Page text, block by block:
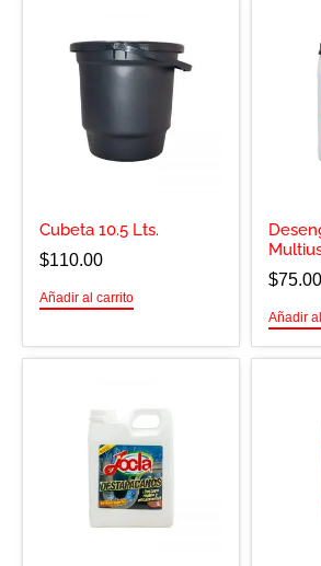
Cubeta 10.5 Lts.
$110.00
Añadir al carrito
$75.00
Añadir